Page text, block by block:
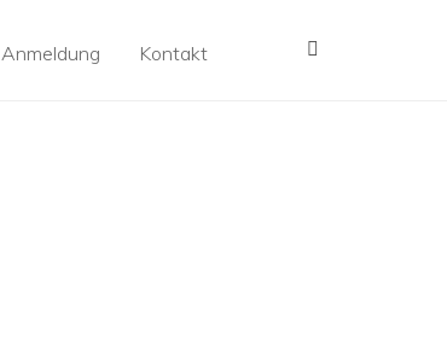
Anmeldung Kontakt